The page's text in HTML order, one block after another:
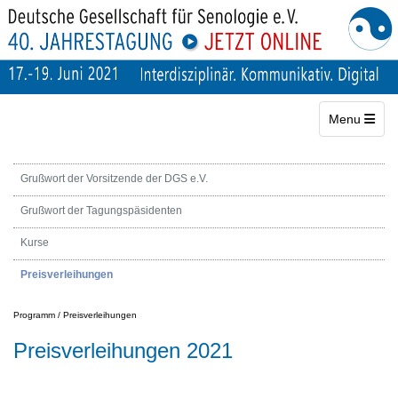
Toggle
Menu
Grußwort der Vorsitzende der DGS e.V.
Grußwort der Tagungspäsidenten
Kurse
Preisverleihungen
Programm / Preisverleihungen
Preisverleihungen 2021